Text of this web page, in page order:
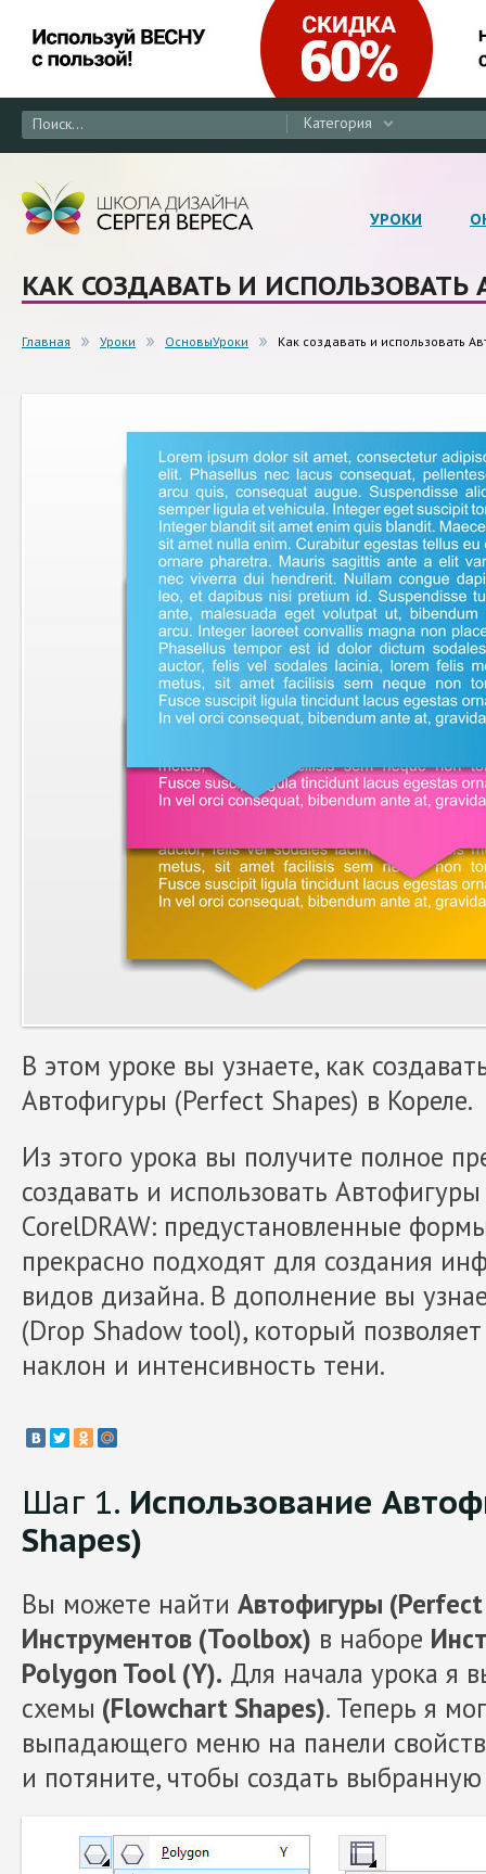
Категория
УРОКИ
КАК СОЗДАВАТЬ И ИСПОЛЬЗОВАТЬ
Главная Уроки ОсновыУроки Как создавать и использовать
В этом уроке вы узнаете, как
Автофигуры (Perfect Shapes) в Кореле.
Из этого урока вы получите полное
создавать и использовать
CorelDRAW: предустановленные
прекрасно подходят для создания
видов дизайна. В дополнение вы
(Drop Shadow tool), который
наклон и интенсивность тени.
Шаг 1. Использование
Shapes)
Вы можете найти Автофигуры (Perfect
Инструментов (Toolbox) в наборе
Polygon Tool (Y). Для начала урока я
схемы (Flowchart Shapes). Теперь я
выпадающего меню на панели свойств
и потяните, чтобы создать